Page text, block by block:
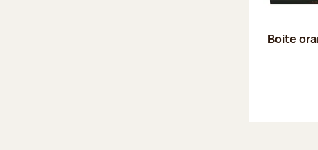
Boite